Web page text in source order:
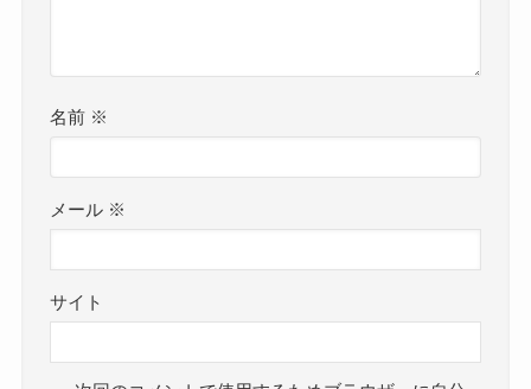
名前 ※
メール ※
サイト